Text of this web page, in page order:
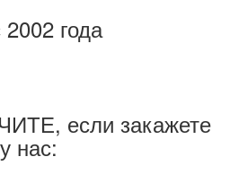
года
если закажете
у нас: